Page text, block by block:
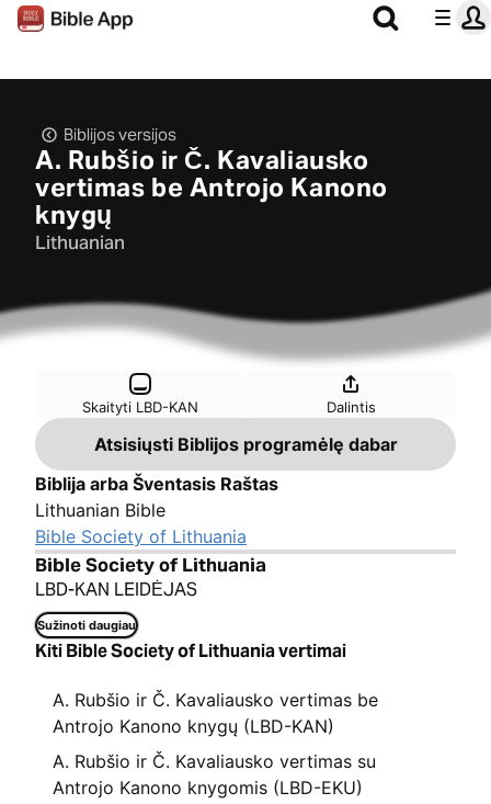
Biblijos versijos
A. Rubšio ir Č. Kavaliausko
vertimas be Antrojo Kanono
knygų
Lithuanian
Skaityti LBD-KAN Dalintis
Atsisiųsti Biblijos programėlę dabar
Biblija arba Šventasis Raštas
Lithuanian Bible
Bible Society of Lithuania
Bible Society of Lithuania
LBD-KAN LEIDĖJAS
Sužinoti daugiau
Kiti Bible Society of Lithuania vertimai
A. Rubšio ir Č. Kavaliausko vertimas be
Antrojo Kanono knygų (LBD-KAN)
A. Rubšio ir Č. Kavaliausko vertimas su
Antrojo Kanono knygomis (LBD-EKU)